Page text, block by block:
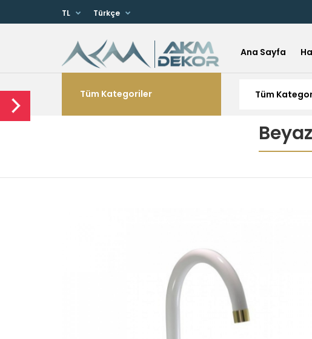
TL Türkçe
Ana Sayfa
Tüm Kategoriler